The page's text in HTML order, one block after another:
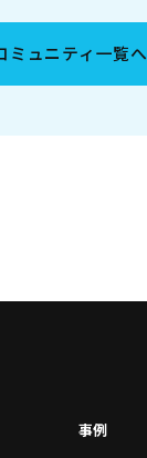
ミュニティ一覧へ
事例